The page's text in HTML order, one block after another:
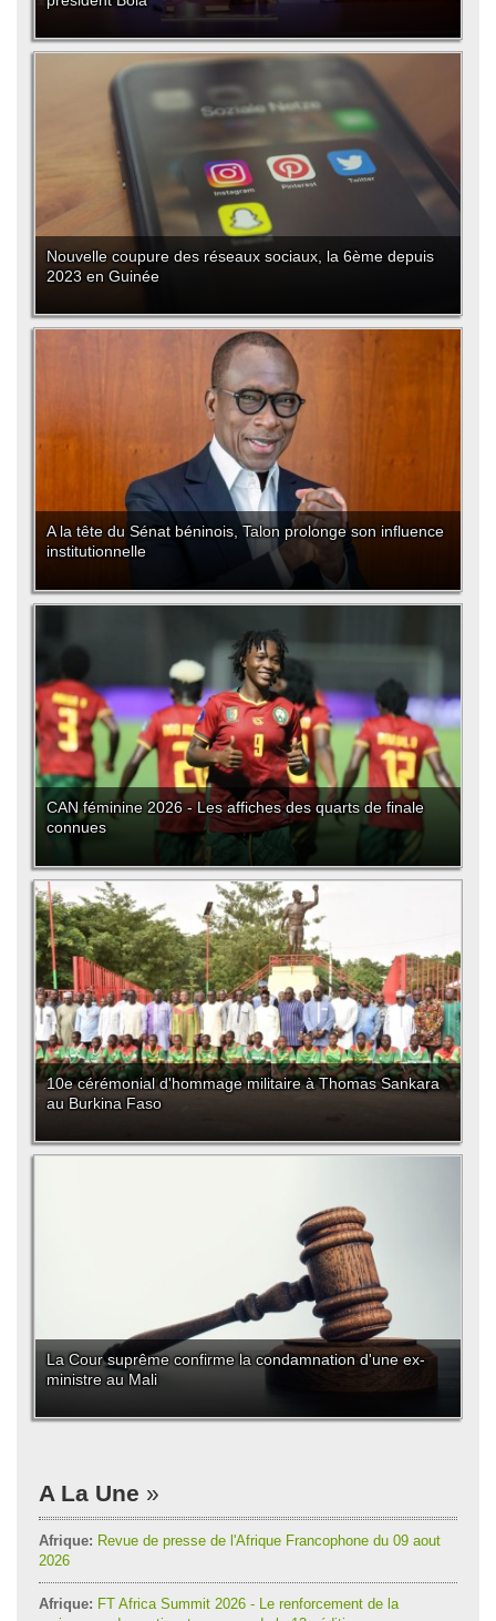
Nouvelle coupure des réseaux sociaux, la 6ème depuis
2023 en Guinée
A la tête du Sénat béninois, Talon prolonge son influence
institutionnelle
CAN féminine 2026 - Les affiches des quarts de finale
connues
10e cérémonial d'hommage militaire à Thomas Sankara
au Burkina Faso
La Cour suprême confirme la condamnation d'une ex-
ministre au Mali
A La Une
Afrique: Revue de presse de l'Afrique Francophone du 09 aout
2026
Afrique: FT Africa Summit 2026 - Le renforcement de la